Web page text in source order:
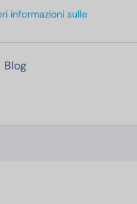
informazioni sulle
Blog